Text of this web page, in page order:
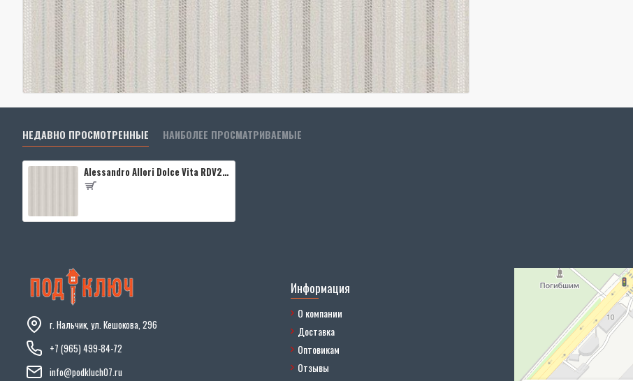
НЕДАВНО ПРОСМОТРЕННЫЕ НАИБОЛЕЕ ПРОСМАТРИВАЕМЫЕ
Alessandro Allori Dolce Vita RDV2404-3
г. Нальчик, ул. Кешокова, 296
+7 (965) 499-84-72
info@podkluch07.ru
Информация
О компании
Доставка
Оптовикам
Отзывы